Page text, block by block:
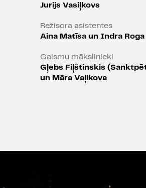
Jurijs Vasiļkovs
Režisora asistentes
Aina Matīsa un Indra Roga
Gaismu mākslinieki
Gļebs Fiļštinskis
un Māra Vaļikova